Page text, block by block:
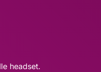
headset.